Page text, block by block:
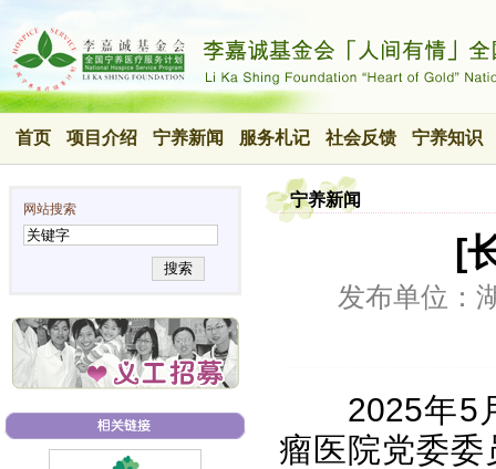
首页 项目介绍 宁养新闻 服务札记 社会反馈 宁养知识
网站搜索
搜索
宁养新闻
[
发布单位：
2025年5
瘤医院党委